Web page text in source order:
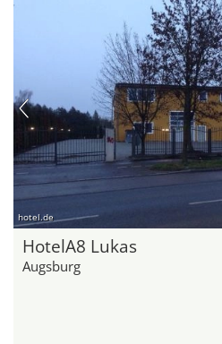
hotel.de
HotelA8 Lukas
Augsburg